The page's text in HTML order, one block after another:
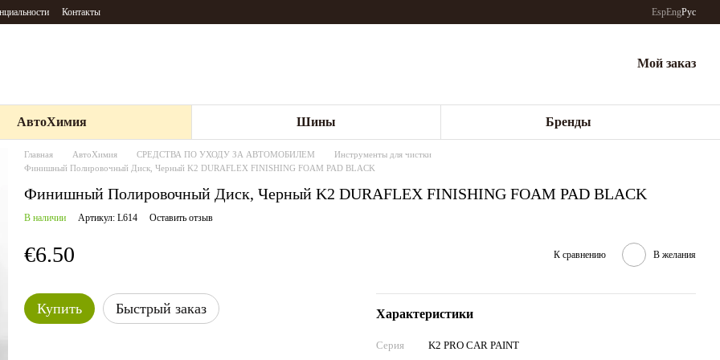
Контакты EspEngРус
Мой заказ
АвтоХимия Шины Бренды
Главная АвтоХимия СРЕДСТВА ПО УХОДУ ЗА АВТОМОБИЛЕМ
Инструменты для чистки
Финишный Полировочный Диск, Черный K2 DURAFLEX FINISHING FOAM PAD BLACK
Финишный Полировочный Диск, Черный K2 DURAFLEX FINISHING FOAM PAD BLACK
В наличии Артикул: L614 Оставить отзыв
€6.50 К сравнению В желания
Купить Быстрый заказ Характеристики
Серия K2 PRO CAR PAINT